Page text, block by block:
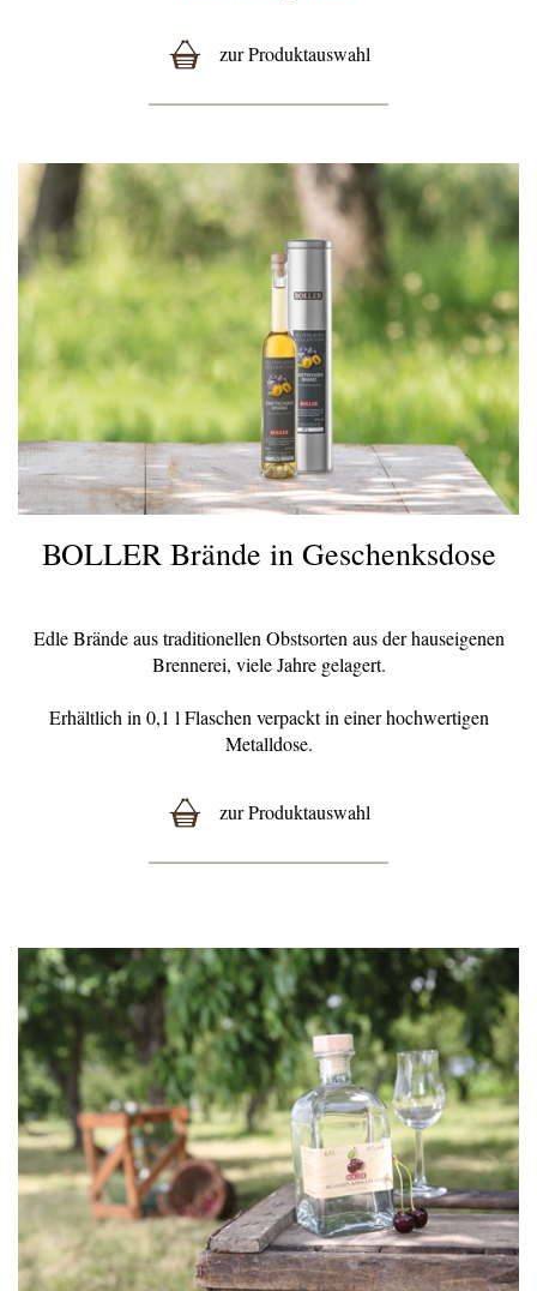
zur Produktauswahl
BOLLER Brände in Geschenksdose
Edle Brände aus traditionellen Obstsorten aus der hauseigenen
Brennerei, viele Jahre gelagert.
Erhältlich in 0,1 l Flaschen verpackt in einer hochwertigen
Metalldose.
zur Produktauswahl